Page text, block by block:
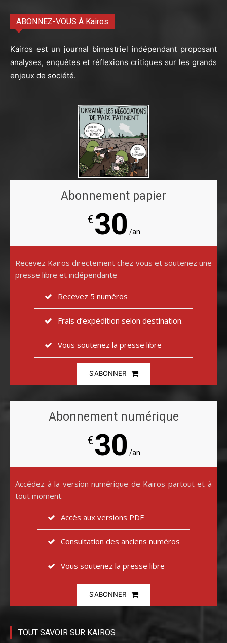
ABONNEZ-VOUS À Kairos
Kairos est un journal bimestriel indépendant proposant
analyses, enquêtes et réflexions critiques sur les grands
enjeux de société.
Abonnement papier
€30 /an
Recevez Kairos directement chez vous et soutenez une
presse libre et indépendante
Recevez 5 numéros
Frais d’expédition selon destination.
Vous soutenez la presse libre
S'ABONNER
Abonnement numérique
€30 /an
Accédez à la version numérique de Kairos partout et à
tout moment.
Accès aux versions PDF
Consultation des anciens numéros
Vous soutenez la presse libre
S'ABONNER
TOUT SAVOIR SUR KAIROS